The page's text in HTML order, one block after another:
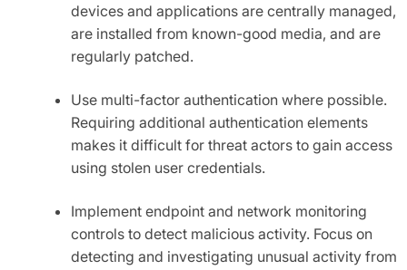
devices and applications are centrally managed,
are installed from known-good media, and are
regularly patched.
Use multi-factor authentication where possible.
Requiring additional authentication elements
makes it difficult for threat actors to gain access
using stolen user credentials.
Implement endpoint and network monitoring
controls to detect malicious activity. Focus on
detecting and investigating unusual activity from